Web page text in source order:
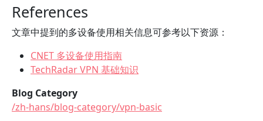
References
文章中提到的多设备使用相关信息可参考以下资源：
CNET 多设备使用指南
TechRadar VPN 基础知识
Blog Category
/zh-hans/blog-category/vpn-basic